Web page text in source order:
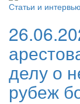
Статьи и интервью
делу о
рубеж